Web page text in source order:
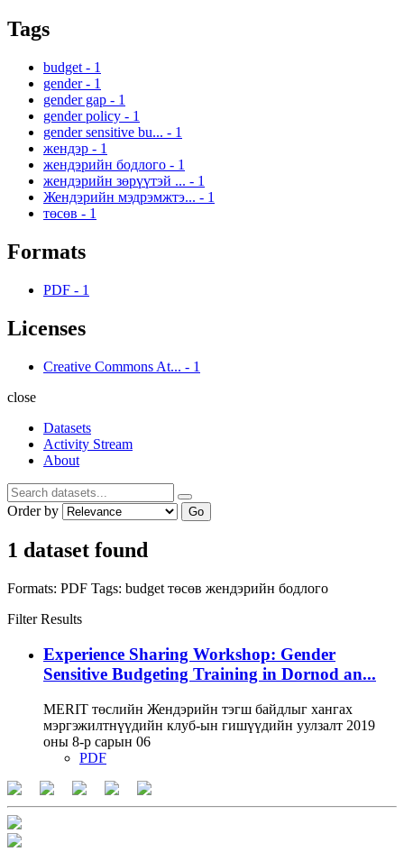
Tags
budget - 1
gender - 1
gender gap - 1
gender policy - 1
gender sensitive bu... - 1
жендэр - 1
жендэрийн бодлого - 1
жендэрийн зөрүүтэй ... - 1
Жендэрийн мэдрэмжтэ... - 1
төсөв - 1
Formats
PDF - 1
Licenses
Creative Commons At... - 1
close
Datasets
Activity Stream
About
Order by Go
1 dataset found
Formats: PDF Tags: budget төсөв жендэрийн бодлого
Filter Results
Experience Sharing Workshop: Gender
Sensitive Budgeting Training in Dornod an...
MERIT төслийн Жендэрийн тэгш байдлыг хангах
мэргэжилтнүүдийн клуб-ын гишүүдийн уулзалт 2019
оны 8-р сарын 06
PDF